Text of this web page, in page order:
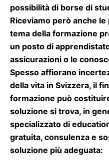
possibilità di borse di
Riceviamo però anche
tema della formazione
un posto di
assicurazioni o le
Spesso affiorano
della vita in Svizzera, il
formazione può
soluzione si trova, in
specializzato di
gratuita, consulenza e
soluzione più adeguata: